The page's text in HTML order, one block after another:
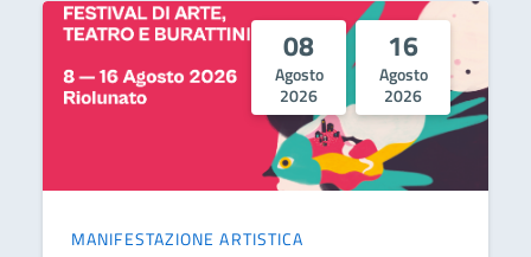
08
Agosto
2026
16
Agosto
2026
MANIFESTAZIONE ARTISTICA